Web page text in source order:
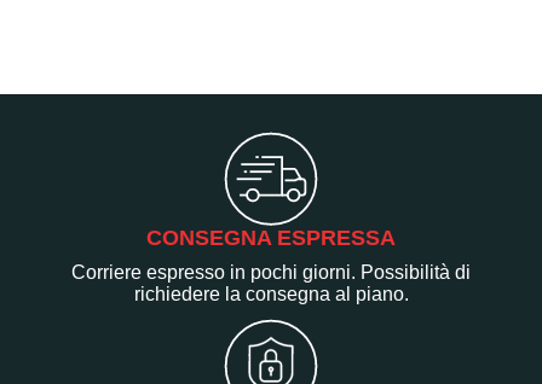
CONSEGNA ESPRESSA
Corriere espresso in pochi giorni. Possibilità di
richiedere la consegna al piano.